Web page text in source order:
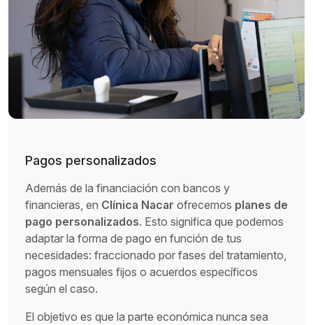
Pagos personalizados
Además de la financiación con bancos y
financieras, en Clínica Nacar ofrecemos planes de
pago personalizados. Esto significa que podemos
adaptar la forma de pago en función de tus
necesidades: fraccionado por fases del tratamiento,
pagos mensuales fijos o acuerdos específicos
según el caso.
El objetivo es que la parte económica nunca sea